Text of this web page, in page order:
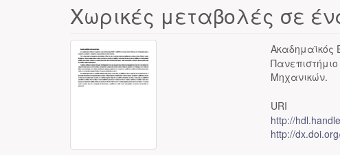
Χωρικές μεταβολές σε
Ακαδημαϊκός
Μηχανικών.
URI
http://
http://